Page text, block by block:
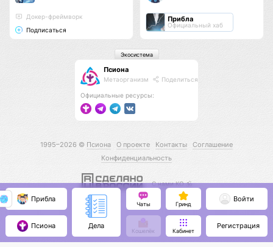
Докер-фреймворк
Подписаться
Прибла
Официальный хаб
Псиона
Метаорганизм Поделиться
Официальные ресурсы:
Экосистема
1995–2026 © Псиона О проекте Контакты
Соглашение
Конфиденциальность
С нами КО 🕉️
Прибла
Псиона Дела
Чаты Гринд
Кошелёк Кабинет
Войти
Регистрация